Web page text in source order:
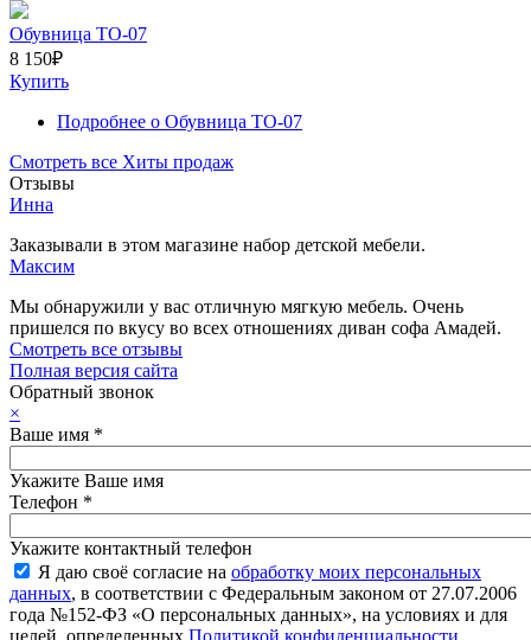
Обувница ТО-07
8 150₽
Купить
Подробнее о Обувница ТО-07
Смотреть все Хиты продаж
Отзывы
Инна
Заказывали в этом магазине набор детской мебели.
Максим
Мы обнаружили у вас отличную мягкую мебель. Очень
пришелся по вкусу во всех отношениях диван софа Амадей.
Смотреть все отзывы
Полная версия сайта
Обратный звонок
×
Ваше имя *
Укажите Ваше имя
Телефон *
Укажите контактный телефон
Я даю своё согласие на обработку моих персональных
данных, в соответствии с Федеральным законом от 27.07.2006
года №152-ФЗ «О персональных данных», на условиях и для
целей, определенных Политикой конфиденциальности